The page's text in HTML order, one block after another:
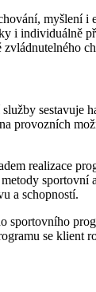
myšlení i
i individuálně
zvládnutelného
sestavuje
provozních
realizace
sportovní
a schopností.
sportovního
se klient